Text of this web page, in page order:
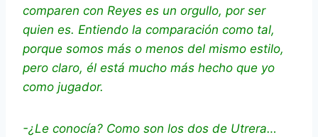
comparen con Reyes es un orgullo, por ser
quien es. Entiendo la comparación como tal,
porque somos más o menos del mismo estilo,
pero claro, él está mucho más hecho que yo
como jugador.
-¿Le conocía? Como son los dos de Utrera…